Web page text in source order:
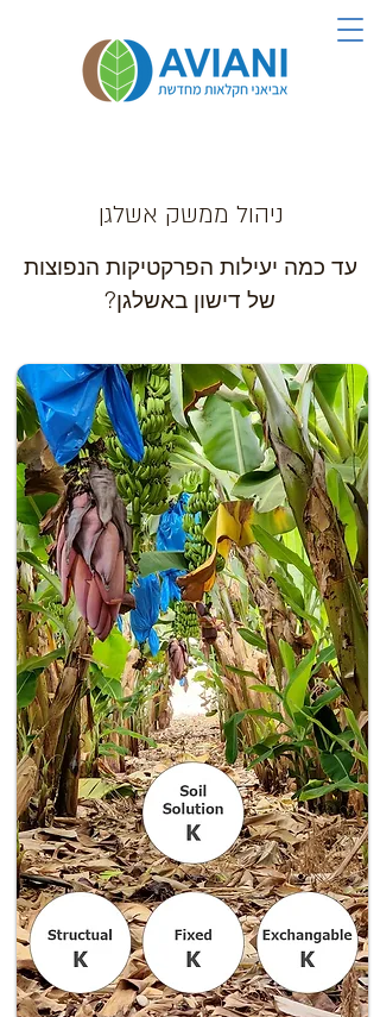
ניהול ממשק אשלגן
עד כמה יעילות הפרקטיקות הנפוצות
של דישון באשלגן?